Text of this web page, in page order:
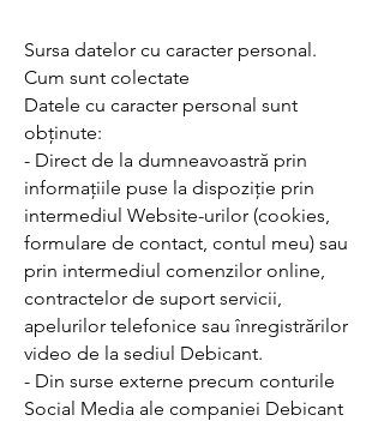
Sursa datelor cu caracter personal.
Cum sunt colectate
Datele cu caracter personal sunt
obținute:
- Direct de la dumneavoastră prin
informațiile puse la dispoziție prin
intermediul Website-urilor (cookies,
formulare de contact, contul meu) sau
prin intermediul comenzilor online,
contractelor de suport servicii,
apelurilor telefonice sau înregistrărilor
video de la sediul Debicant.
- Din surse externe precum conturile
Social Media ale companiei Debicant